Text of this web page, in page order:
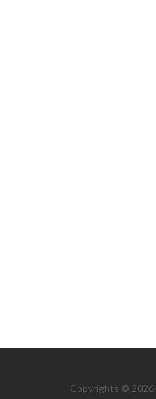
Copyrights © 2026